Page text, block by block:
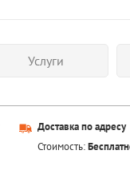
Услуги
Доставка по адресу
Стоимость: